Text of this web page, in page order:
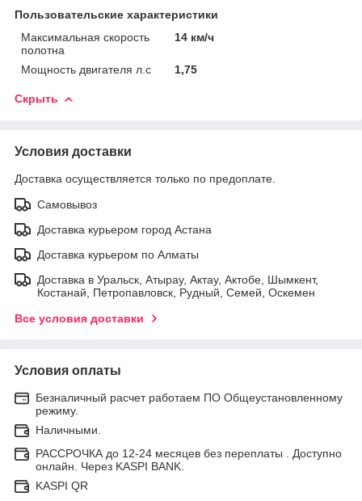
Пользовательские характеристики
Максимальная скорость
полотна
14 км/ч
Мощность двигателя л.с 1,75
Скрыть
Условия доставки
Доставка осуществляется только по предоплате.
Самовывоз
Доставка курьером город Астана
Доставка курьером по Алматы
Доставка в Уральск, Атырау, Актау, Актобе, Шымкент,
Костанай, Петропавловск, Рудный, Семей, Оскемен
Все условия доставки
Условия оплаты
Безналичный расчет работаем ПО Общеустановленному
режиму.
Наличными.
РАССРОЧКА до 12-24 месяцев без переплаты . Доступно
онлайн. Через KASPI BANK.
KASPI QR